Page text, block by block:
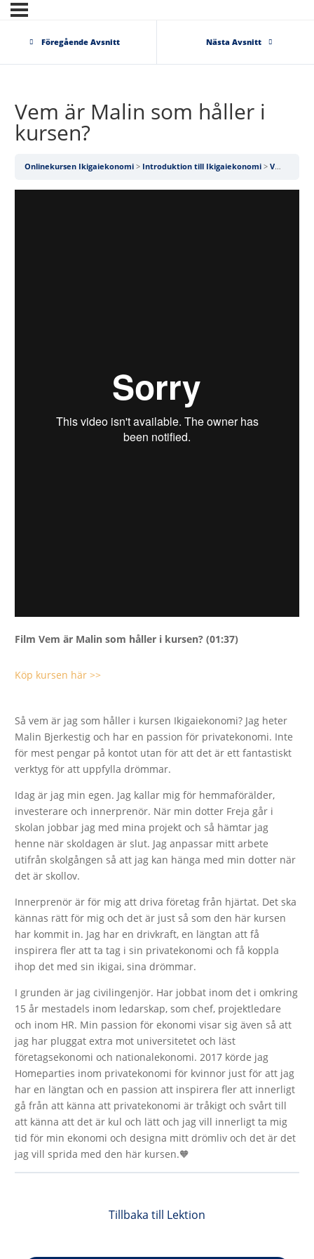
Föregående Avsnitt Nästa Avsnitt
Vem är Malin som håller i
kursen?
Onlinekursen Ikigaiekonomi Introduktion till Ikigaiekonomi Vem är Malin som håller i kursen?
Film Vem är Malin som håller i kursen? (01:37)
Köp kursen här >>
Så vem är jag som håller i kursen Ikigaiekonomi? Jag heter
Malin Bjerkestig och har en passion för privatekonomi. Inte
för mest pengar på kontot utan för att det är ett fantastiskt
verktyg för att uppfylla drömmar.
Idag är jag min egen. Jag kallar mig för hemmaförälder,
investerare och innerprenör. När min dotter Freja går i
skolan jobbar jag med mina projekt och så hämtar jag
henne när skoldagen är slut. Jag anpassar mitt arbete
utifrån skolgången så att jag kan hänga med min dotter när
det är skollov.
Innerprenör är för mig att driva företag från hjärtat. Det ska
kännas rätt för mig och det är just så som den här kursen
har kommit in. Jag har en drivkraft, en längtan att få
inspirera fler att ta tag i sin privatekonomi och få koppla
ihop det med sin ikigai, sina drömmar.
I grunden är jag civilingenjör. Har jobbat inom det i omkring
15 år mestadels inom ledarskap, som chef, projektledare
och inom HR. Min passion för ekonomi visar sig även så att
jag har pluggat extra mot universitetet och läst
företagsekonomi och nationalekonomi. 2017 körde jag
Homeparties inom privatekonomi för kvinnor just för att jag
har en längtan och en passion att inspirera fler att innerligt
gå från att känna att privatekonomi är tråkigt och svårt till
att känna att det är kul och lätt och jag vill innerligt ta mig
tid för min ekonomi och designa mitt drömliv och det är det
jag vill sprida med den här kursen.🧡
Tillbaka till Lektion